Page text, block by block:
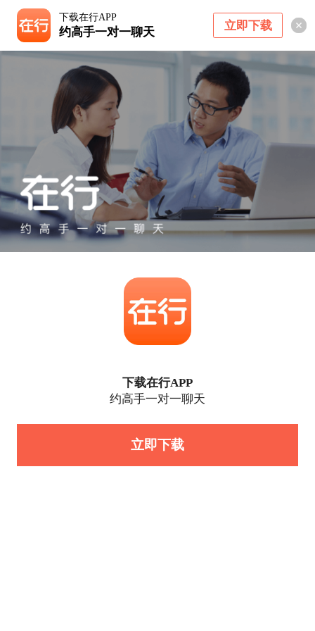
下载在行APP
约高手一对一聊天 立即下载
下载在行APP
约高手一对一聊天
立即下载